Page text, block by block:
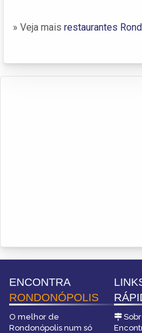
» Veja mais restaurantes
ENCONTRA
RONDONÓPOLIS
O melhor de
Rondonópolis num só